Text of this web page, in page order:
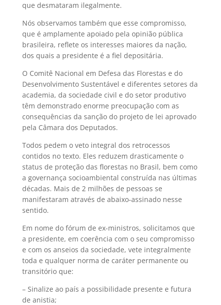
que desmataram ilegalmente.
Nós observamos também que esse compromisso,
que é amplamente apoiado pela opinião pública
brasileira, reflete os interesses maiores da nação,
dos quais a presidente é a fiel depositária.
O Comitê Nacional em Defesa das Florestas e do
Desenvolvimento Sustentável e diferentes setores da
academia, da sociedade civil e do setor produtivo
têm demonstrado enorme preocupação com as
consequências da sanção do projeto de lei aprovado
pela Câmara dos Deputados.
Todos pedem o veto integral dos retrocessos
contidos no texto. Eles reduzem drasticamente o
status de proteção das florestas no Brasil, bem como
a governança socioambiental construída nas últimas
décadas. Mais de 2 milhões de pessoas se
manifestaram através de abaixo-assinado nesse
sentido.
Em nome do fórum de ex-ministros, solicitamos que
a presidente, em coerência com o seu compromisso
e com os anseios da sociedade, vete integralmente
toda e qualquer norma de caráter permanente ou
transitório que:
– Sinalize ao país a possibilidade presente e futura
de anistia;